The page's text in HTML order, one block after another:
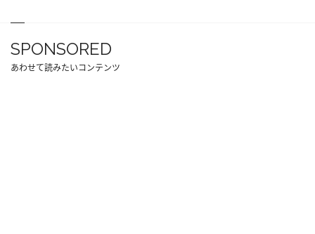
SPONSORED
あわせて読みたいコンテンツ